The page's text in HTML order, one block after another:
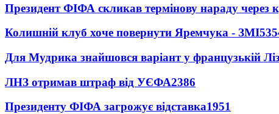
Президент ФІФА скликав термінову нараду через
Колишній клуб хоче повернути Яремчука - ЗМІ
Для Мудрика знайшовся варіант у французькій
ЛНЗ отримав штраф від УЄФА2386
Президенту ФІФА загрожує відставка1951